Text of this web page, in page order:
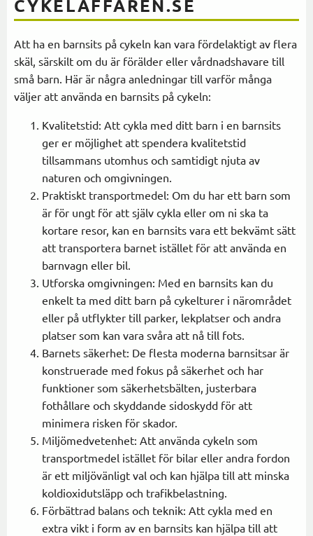
CYKELAFFAREN.SE
Att ha en barnsits på cykeln kan vara fördelaktigt av flera
skäl, särskilt om du är förälder eller vårdnadshavare till
små barn. Här är några anledningar till varför många
väljer att använda en barnsits på cykeln:
Kvalitetstid: Att cykla med ditt barn i en barnsits
ger er möjlighet att spendera kvalitetstid
tillsammans utomhus och samtidigt njuta av
naturen och omgivningen.
Praktiskt transportmedel: Om du har ett barn som
är för ungt för att själv cykla eller om ni ska ta
kortare resor, kan en barnsits vara ett bekvämt sätt
att transportera barnet istället för att använda en
barnvagn eller bil.
Utforska omgivningen: Med en barnsits kan du
enkelt ta med ditt barn på cykelturer i närområdet
eller på utflykter till parker, lekplatser och andra
platser som kan vara svåra att nå till fots.
Barnets säkerhet: De flesta moderna barnsitsar är
konstruerade med fokus på säkerhet och har
funktioner som säkerhetsbälten, justerbara
fothållare och skyddande sidoskydd för att
minimera risken för skador.
Miljömedvetenhet: Att använda cykeln som
transportmedel istället för bilar eller andra fordon
är ett miljövänligt val och kan hjälpa till att minska
koldioxidutsläpp och trafikbelastning.
Förbättrad balans och teknik: Att cykla med en
extra vikt i form av en barnsits kan hjälpa till att